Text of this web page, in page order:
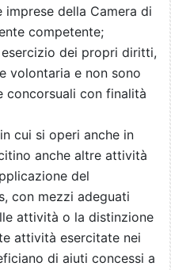
della Camera di
competente;
dei propri diritti,
volontaria e non sono
concorsuali con finalità
cui si operi anche in
anche altre attività
del
con mezzi adeguati
attività o la distinzione
attività esercitate nei
di aiuti concessi a